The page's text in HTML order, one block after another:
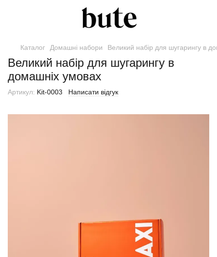
Каталог Домашні набори Великий набір для шугарингу в
Великий набір для шугарингу в
домашніх умовах
Артикул: Kit-0003 Написати відгук